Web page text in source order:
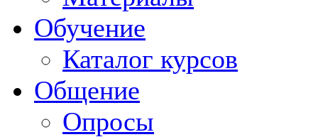
Обучение
Каталог курсов
Общение
Опросы